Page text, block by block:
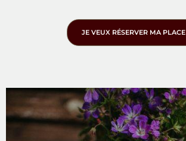
JE VEUX RÉSERVER MA PLACE